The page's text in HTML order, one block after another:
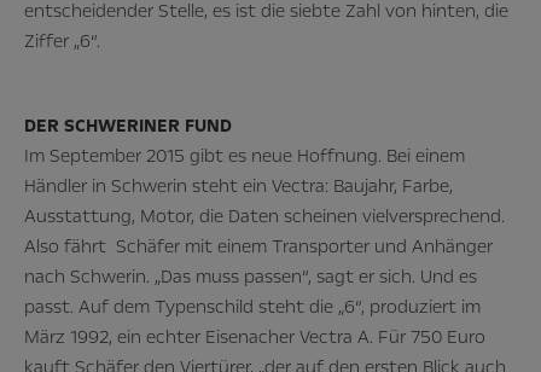
entscheidender Stelle, es ist die siebte Zahl von hinten, die
Ziffer „6“.
DER SCHWERINER FUND
Im September 2015 gibt es neue Hoffnung. Bei einem
Händler in Schwerin steht ein Vectra: Baujahr, Farbe,
Ausstattung, Motor, die Daten scheinen vielversprechend.
Also fährt Schäfer mit einem Transporter und Anhänger
nach Schwerin. „Das muss passen“, sagt er sich. Und es
passt. Auf dem Typenschild steht die „6“, produziert im
März 1992, ein echter Eisenacher Vectra A. Für 750 Euro